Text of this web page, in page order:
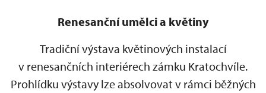
Renesanční umělci a květiny
Tradiční výstava květinových instalací
v renesančních interiérech zámku Kratochvíle.
Prohlídku výstavy lze absolvovat v rámci běžných